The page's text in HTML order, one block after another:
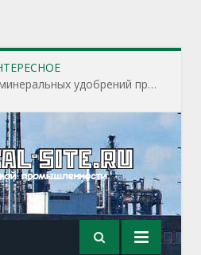
Находкинский завод минеральных удобрений приступил к пусконаладочным работам на строящихся производственных объектах завода